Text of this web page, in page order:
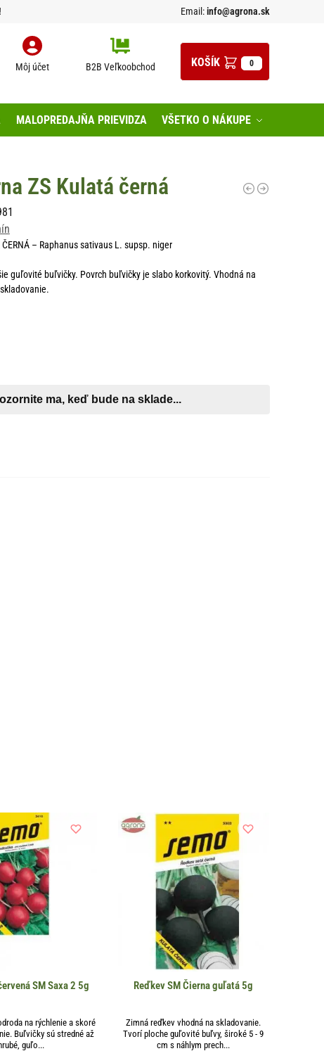
Email:info@agrona.sk
Môj účet B2B Veľkoobchod 0
MALOPREDAJŇA PRIEVIDZA VŠETKO O NÁKUPE
ZS Kulatá černá
ČERNÁ – Raphanus sativaus L. supsp. niger
guľovité buľvičky. Povrch buľvičky je slabo korkovitý. Vhodná na
SM Saxa 2 5g
na rýchlenie a skoré
Buľvičky sú stredné až
guľo...
Reďkev SM Čierna guľatá 5g
Zimná reďkev vhodná na skladovanie.
Tvorí ploche guľovité buľvy, široké 5 - 9
cm s náhlym prech...